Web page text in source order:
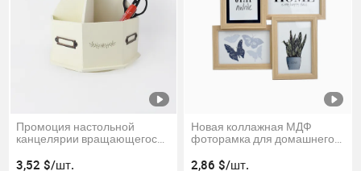
Промоция настольной
канцелярии вращающегося
подставки для карандашей и
3,52 $/шт.
Новая коллажная МДФ
фоторамка для домашнего
2,86 $/шт.